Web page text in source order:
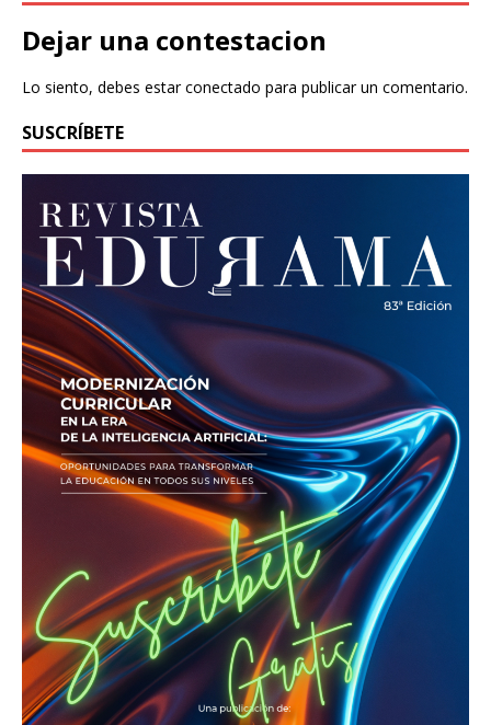
Dejar una contestacion
Lo siento, debes estarconectado para publicar un comentario.
SUSCRÍBETE